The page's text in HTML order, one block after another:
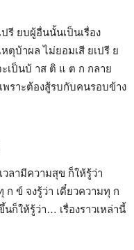
ปรี ยบผู้อื่นนั้นเป็นเรื่อง
ตุบ้าผล ไม่ยอมเสี ยเปรี ย
เป็นบ้ าส ติ แ ต ก กลาย
ราะต้องสู้รบกับคนรอบข้าง
ลามีความสุข ก็ให้รู้ว่า
ก ข์ จงรู้ว่า เดี๋ยวความทุ ก
นก็ให้รู้ว่า… เรื่องราวเหล่านี้